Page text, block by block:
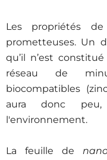
Les propriétés
prometteuses. Un
qu’il n’est
réseau de
biocompatibles
aura donc
l'environnement.
La feuille de